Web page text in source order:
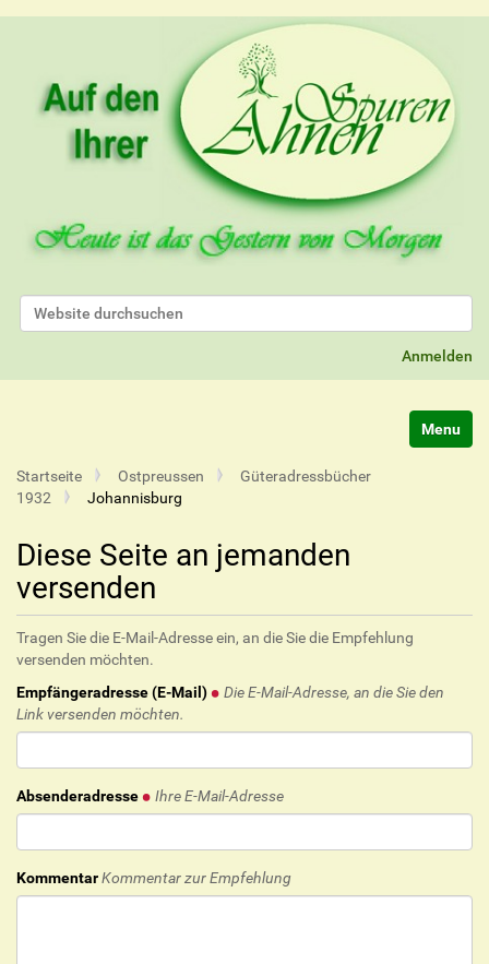
Website durchsuchen
Anmelden
Startseite Ostpreussen
Güteradressbücher
1932
Johannisburg
Diese Seite an jemanden
versenden
Tragen Sie die E-Mail-Adresse ein, an die Sie die Empfehlung
versenden möchten.
Empfängeradresse (E-Mail)
Die E-Mail-Adresse, an die Sie den
Link versenden möchten.
Absenderadresse Ihre E-Mail-Adresse
KommentarKommentar zur Empfehlung